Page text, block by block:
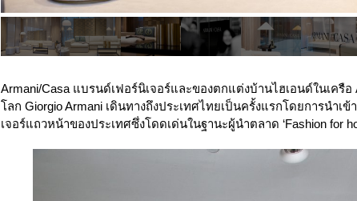
Armani/Casa แบรนด์เฟอร์นิเจอร์และของตกแต่งบ้านไฮเอนด์ในเครือ
โลก Giorgio Armani เดินทางถึงประเทศไทยเป็นครั้งแรกโดยการนำเ
เจอร์แถวหน้าของประเทศซึ่งโดดเด่นในฐานะผู้นำตลาด ‘Fashion for